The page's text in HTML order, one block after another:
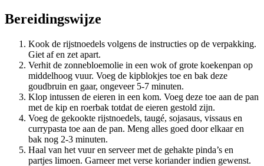
Bereidingswijze
Kook de rijstnoedels volgens de instructies op de verpakking.
Giet af en zet apart.
Verhit de zonnebloemolie in een wok of grote koekenpan op
middelhoog vuur. Voeg de kipblokjes toe en bak deze
goudbruin en gaar, ongeveer 5-7 minuten.
Klop intussen de eieren in een kom. Voeg deze toe aan de pan
met de kip en roerbak totdat de eieren gestold zijn.
Voeg de gekookte rijstnoedels, taugé, sojasaus, vissaus en
currypasta toe aan de pan. Meng alles goed door elkaar en
bak nog 2-3 minuten.
Haal van het vuur en serveer met de gehakte pinda’s en
partjes limoen. Garneer met verse koriander indien gewenst.